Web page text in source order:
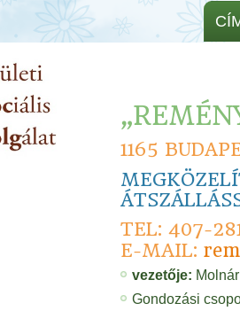
1165
TEL: 407-
E-MAIL:
vezetője:
Gondozási